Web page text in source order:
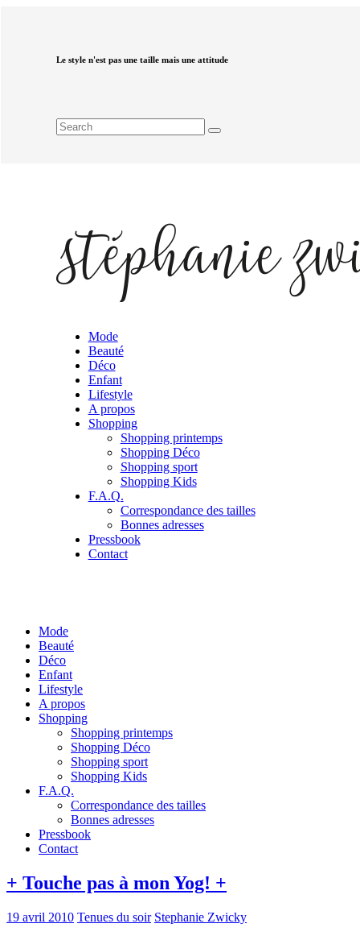
Le style n'est pas une taille mais une attitude
Mode
Beauté
Déco
Enfant
Lifestyle
A propos
Shopping
Shopping printemps
Shopping Déco
Shopping sport
Shopping Kids
F.A.Q.
Correspondance des tailles
Bonnes adresses
Pressbook
Contact
Mode
Beauté
Déco
Enfant
Lifestyle
A propos
Shopping
Shopping printemps
Shopping Déco
Shopping sport
Shopping Kids
F.A.Q.
Correspondance des tailles
Bonnes adresses
Pressbook
Contact
+ Touche pas à mon Yog! +
19 avril 2010 Tenues du soir Stephanie Zwicky